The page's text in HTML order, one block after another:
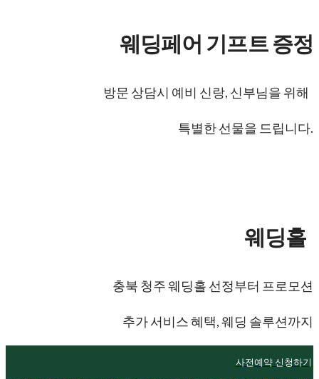
웨딩페어 기프트 증정
방문 상담시 예비 신랑, 신부님을 위해
특별한 선물을 드립니다.
웨딩홀
충북 청주 웨딩홀 선정부터 프로모션
추가 서비스 혜택, 웨딩 솔루션까지
사전예약 신청하기